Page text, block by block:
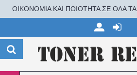
ΟΙΚΟΝΟΜΙΑ ΚΑΙ ΠΟΙΟΤΗΤΑ ΣΕ ΟΛΑ ΤΑ